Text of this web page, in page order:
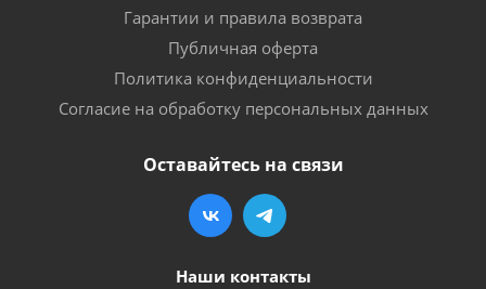
Гарантии и правила возврата
Публичная оферта
Политика конфиденциальности
Согласие на обработку персональных данных
Оставайтесь на связи
Наши контакты